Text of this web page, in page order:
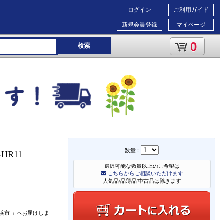
ご利用ガイド
マイページ
ログイン
新規会員登録
検索 0
数量：
選択可能な数量以上のご希望は
こちらからご相談いただけます
人気品/品薄品/中古品は除きます
市 」 へお届けしま